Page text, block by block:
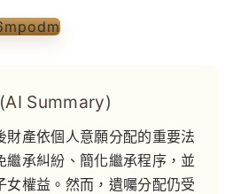
Summary)
財產依個人意願分配的重要法
繼承糾紛、簡化繼承程序，並
女權益。然而，遺囑分配仍受